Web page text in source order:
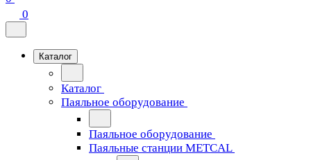
0
Каталог
Каталог
Паяльное оборудование
Паяльное оборудование
Паяльные станции METCAL